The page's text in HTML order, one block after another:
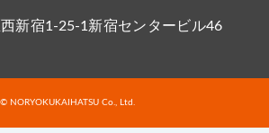
新宿1-25-1新宿センタービル46
© NORYOKUKAIHATSU Co., Ltd.